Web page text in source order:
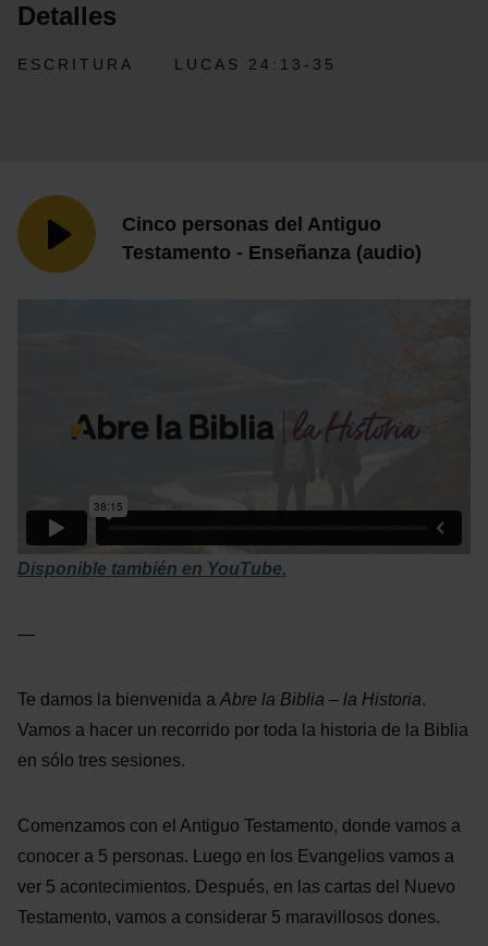
Cinco personas del Antiguo
Testamento - Enseñanza (audio)
Disponible también en YouTube.
—
Te damos la bienvenida a Abre la Biblia – la Historia.
Vamos a hacer un recorrido por toda la historia de la Biblia
en sólo tres sesiones.
Comenzamos con el Antiguo Testamento, donde vamos a
conocer a 5 personas. Luego en los Evangelios vamos a
ver 5 acontecimientos. Después, en las cartas del Nuevo
Testamento, vamos a considerar 5 maravillosos dones.
Detalles
ESCRITURA LUCAS 24:13-35